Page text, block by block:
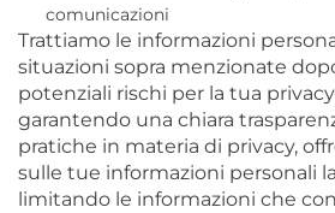
comunicazioni
Trattiamo le informazioni
situazioni sopra menzionate
potenziali rischi per la tua
garantendo una chiara
pratiche in materia di privacy,
sulle tue informazioni personali
limitando le informazioni che